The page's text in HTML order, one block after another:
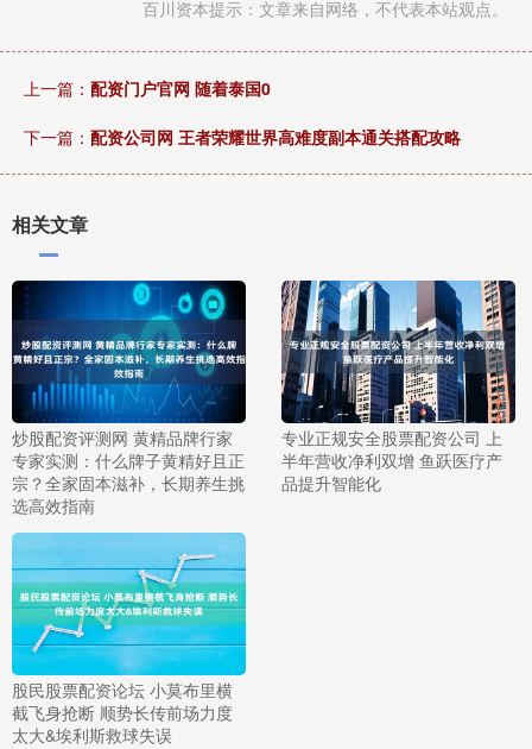
百川资本提示：文章来自网络，不代表本站观点。
上一篇： 配资门户官网 随着泰国0
下一篇： 配资公司网 王者荣耀世界高难度副本通关搭配攻略
相关文章
炒股配资评测网 黄精品牌行家
专家实测：什么牌子黄精好且正
宗？全家固本滋补，长期养生挑
选高效指南
专业正规安全股票配资公司 上
半年营收净利双增 鱼跃医疗产
品提升智能化
股民股票配资论坛 小莫布里横
截飞身抢断 顺势长传前场力度
太大&埃利斯救球失误